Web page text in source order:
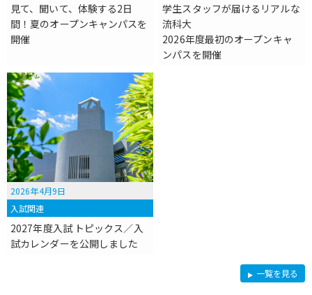
見て、聞いて、体験する2日
間！夏のオープンキャンパスを
開催
学生スタッフが届けるリアルな
流科大
2026年度最初のオープンキャ
ンパスを開催
2026年4月9日
入試関連
2027年度入試 トピックス／入
試カレンダーを公開しました
入
試
一覧を見る